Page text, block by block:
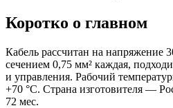
Коротко о главном
Кабель рассчитан на напряжение
сечением 0,75 мм² каждая,
и управления. Рабочий
+70 °C. Страна изготовителя —
72 мес.